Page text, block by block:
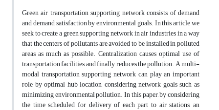
Green air transportation supporting network consists of demand
and demand satisfaction by environmental goals. In this article we
seek to create a green supporting network in air industries in a way
that the centers of pollutants are avoided to be installed in polluted
areas as much as possible. Centralization causes optimal use of
transportation facilities and finally reduces the pollution. A multi-
modal transportation supporting network can play an important
role by optimal hub location, considering network goals such as
minimizing environmental pollution. In this paper, by considering
the time scheduled for delivery of each part to air stations, an